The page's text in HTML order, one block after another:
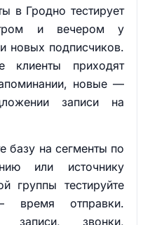
в Гродно тестирует
и вечером у
новых подписчиков.
клиенты приходят
новые —
записи на
базу на сегменты по
или источнику
группы тестируйте
время отправки.
записи, звонки,